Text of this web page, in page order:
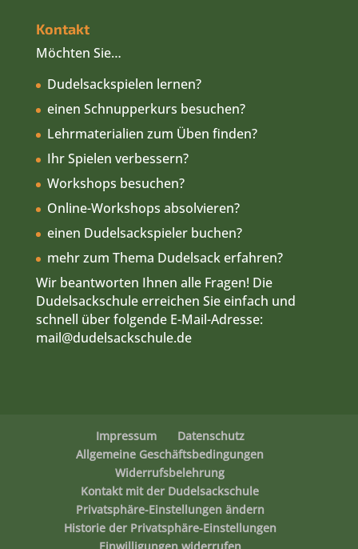
Impressum
Datenschutz
Allgemeine Geschäftsbedingungen
Kontakt mit der Dudelsackschule
Privatsphäre-Einstellungen ändern
Historie der Privatsphäre-Einstellungen
Einwilligungen widerrufen
© Dudelsackschule.de 2025